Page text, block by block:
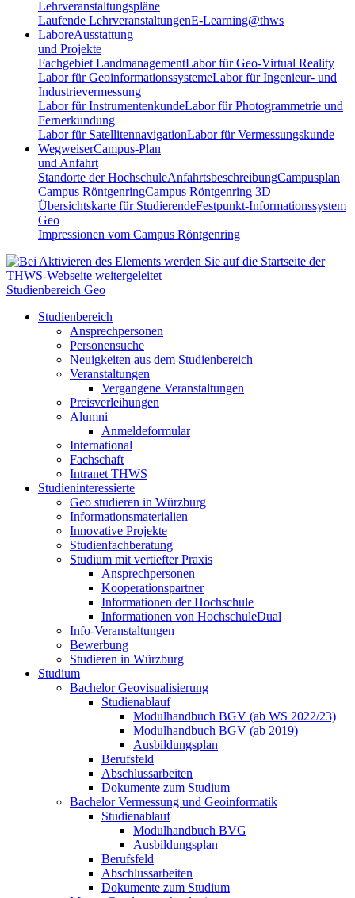
Lehrveranstaltungspläne
Laufende LehrveranstaltungenE-Learning@thws
LaboreAusstattung
und Projekte
Fachgebiet LandmanagementLabor für Geo-Virtual Reality
Labor für GeoinformationssystemeLabor für Ingenieur- und
Industrievermessung
Labor für InstrumentenkundeLabor für Photogrammetrie und
Fernerkundung
Labor für SatellitennavigationLabor für Vermessungskunde
WegweiserCampus-Plan
und Anfahrt
Standorte der HochschuleAnfahrtsbeschreibungCampusplan
Campus RöntgenringCampus Röntgenring 3D
Übersichtskarte für StudierendeFestpunkt-Informationssystem
Geo
Impressionen vom Campus Röntgenring
Studienbereich Geo
Studienbereich
Ansprechpersonen
Personensuche
Neuigkeiten aus dem Studienbereich
Veranstaltungen
Vergangene Veranstaltungen
Preisverleihungen
Alumni
Anmeldeformular
International
Fachschaft
Intranet THWS
Studieninteressierte
Geo studieren in Würzburg
Informationsmaterialien
Innovative Projekte
Studienfachberatung
Studium mit vertiefter Praxis
Ansprechpersonen
Kooperationspartner
Informationen der Hochschule
Informationen von HochschuleDual
Info-Veranstaltungen
Bewerbung
Studieren in Würzburg
Studium
Bachelor Geovisualisierung
Studienablauf
Modulhandbuch BGV (ab WS 2022/23)
Modulhandbuch BGV (ab 2019)
Ausbildungsplan
Berufsfeld
Abschlussarbeiten
Dokumente zum Studium
Bachelor Vermessung und Geoinformatik
Studienablauf
Modulhandbuch BVG
Ausbildungsplan
Berufsfeld
Abschlussarbeiten
Dokumente zum Studium